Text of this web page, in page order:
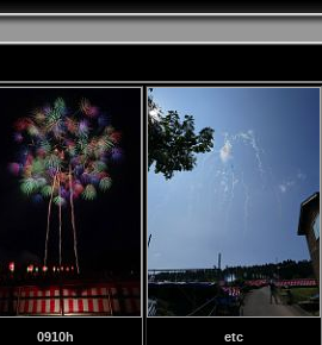
0910h etc